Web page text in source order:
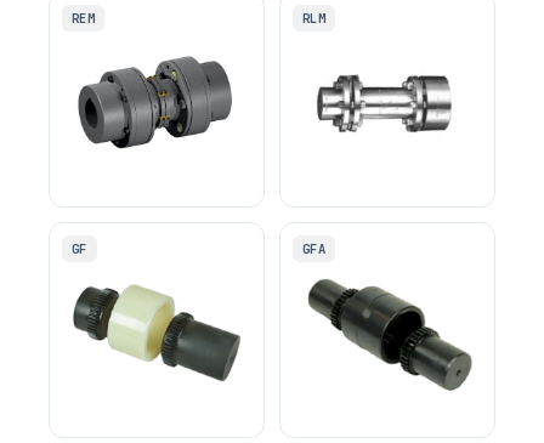
REM RLM
GF GFA